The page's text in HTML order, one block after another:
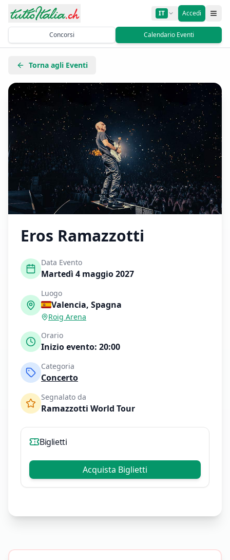
IT Accedi
Concorsi Calendario Eventi
Torna agli Eventi
Eros Ramazzotti
Data Evento
Martedì 4 maggio 2027
Luogo
Valencia, Spagna
Roig Arena
Orario
Inizio evento: 20:00
Categoria
Concerto
Segnalato da
Ramazzotti World Tour
Biglietti
Acquista Biglietti